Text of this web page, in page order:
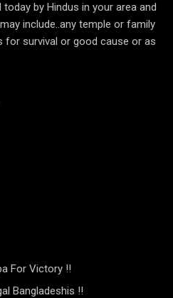
by Hindus in your area and
include..any temple or family
for survival or good cause or as
For Victory !!
Bangladeshis !!